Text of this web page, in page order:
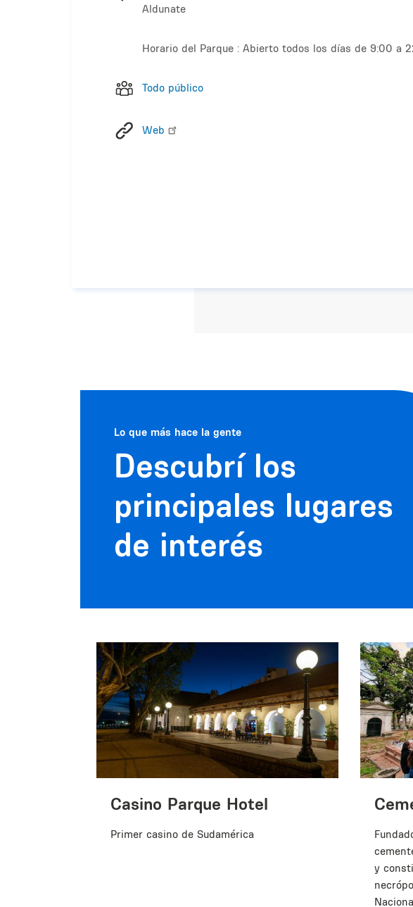
Aldunate
Horario del Parque : Abierto todos los días de 9:00 a
Todo público
Web
Lo que más hace la gente
Descubrí los
principales lugares
de interés
Casino Parque Hotel
Primer casino de Sudamérica
y